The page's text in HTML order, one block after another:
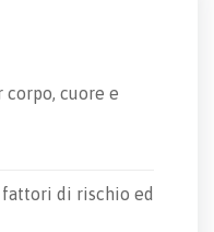
corpo, cuore e
di rischio ed